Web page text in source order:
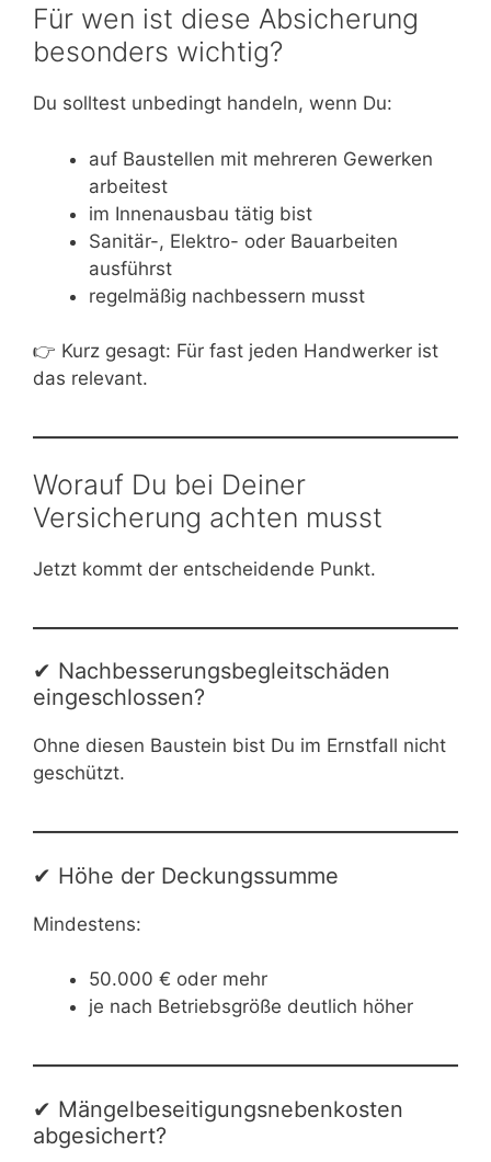
Für wen ist diese Absicherung
besonders wichtig?
Du solltest unbedingt handeln, wenn Du:
auf Baustellen mit mehreren Gewerken
arbeitest
im Innenausbau tätig bist
Sanitär-, Elektro- oder Bauarbeiten
ausführst
regelmäßig nachbessern musst
👉 Kurz gesagt: Für fast jeden Handwerker ist
das relevant.
Worauf Du bei Deiner
Versicherung achten musst
Jetzt kommt der entscheidende Punkt.
✔ Nachbesserungsbegleitschäden
eingeschlossen?
Ohne diesen Baustein bist Du im Ernstfall nicht
geschützt.
✔ Höhe der Deckungssumme
Mindestens:
50.000 € oder mehr
je nach Betriebsgröße deutlich höher
✔ Mängelbeseitigungsnebenkosten
abgesichert?